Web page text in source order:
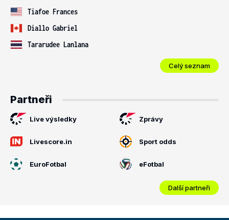
Tiafoe Frances
Diallo Gabriel
Tararudee Lanlana
Celý seznam
Partneři
Live výsledky Zprávy
Livescore.in Sport odds
EuroFotbal eFotbal
Další partneři